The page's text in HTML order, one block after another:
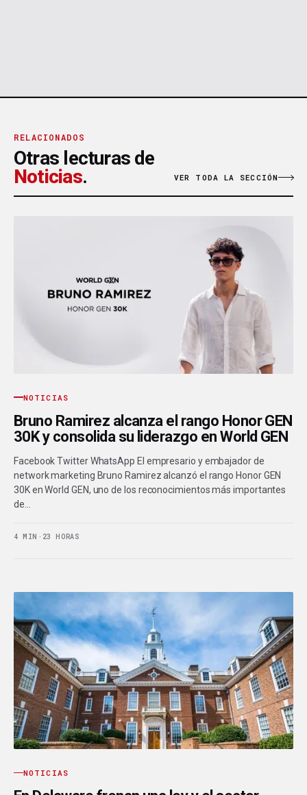
RELACIONADOS
Otras lecturas de
Noticias. VER TODA LA SECCIÓN
NOTICIAS
Bruno Ramirez alcanza el rango Honor GEN
30K y consolida su liderazgo en World GEN
Facebook Twitter WhatsApp El empresario y embajador de
network marketing Bruno Ramirez alcanzó el rango Honor GEN
30K en World GEN, uno de los reconocimientos más importantes
de…
4 MIN · 23 HORAS
NOTICIAS